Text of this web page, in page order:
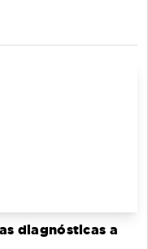
diagnósticas a